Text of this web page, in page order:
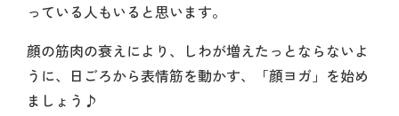
っている人もいると思います。
顔の筋肉の衰えにより、しわが増えたっとならないよ
うに、日ごろから表情筋を動かす、「顔ヨガ」を始め
ましょう♪